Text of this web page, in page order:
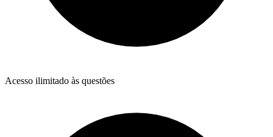
Acesso ilimitado às questões